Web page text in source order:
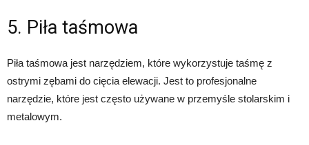
5. Piła taśmowa
Piła taśmowa jest narzędziem, które wykorzystuje taśmę z
ostrymi zębami do cięcia elewacji. Jest to profesjonalne
narzędzie, które jest często używane w przemyśle stolarskim i
metalowym.